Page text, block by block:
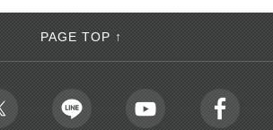
PAGE TOP ↑